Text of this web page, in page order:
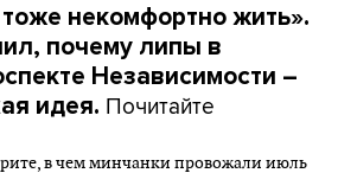
некомфортно жить».
почему липы в
Независимости –
идея. Почитайте